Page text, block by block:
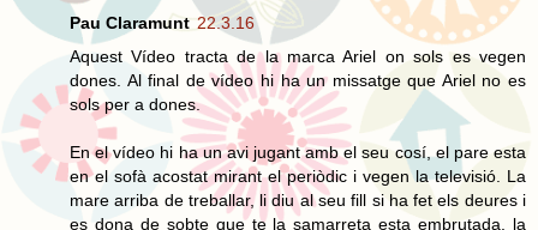
Pau Claramunt 22.3.16
Aquest Vídeo tracta de la marca Ariel on sols es vegen
dones. Al final de vídeo hi ha un missatge que Ariel no es
sols per a dones.
En el vídeo hi ha un avi jugant amb el seu cosí, el pare esta
en el sofà acostat mirant el periòdic i vegen la televisió. La
mare arriba de treballar, li diu al seu fill si ha fet els deures i
es dona de sobte que te la samarreta esta embrutada, la